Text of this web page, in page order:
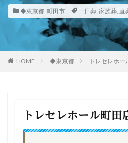
◆東京都, 町田市 一日葬, 家族葬, 直
HOME ◆東京都 トレセレホー
トレセレホール町田